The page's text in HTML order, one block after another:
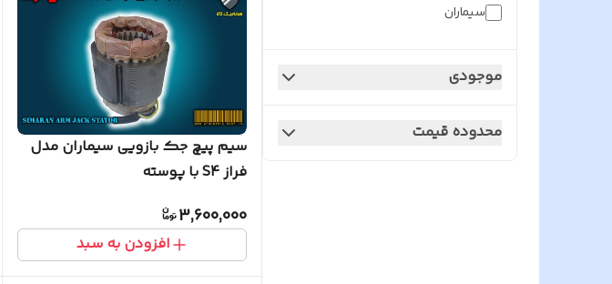
سیماران
موجودی
محدوده قیمت
سیم پیچ جک بازویی سیماران مدل
فراز S4 با پوسته
3,600,000
افزودن به سبد